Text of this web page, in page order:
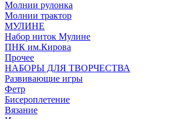
Молнии рулонка
Молнии трактор
МУЛИНЕ
Набор ниток Мулине
ПНК им.Кирова
Прочее
НАБОРЫ ДЛЯ ТВОРЧЕСТВА
Развивающие игры
Фетр
Бисероплетение
Вязание